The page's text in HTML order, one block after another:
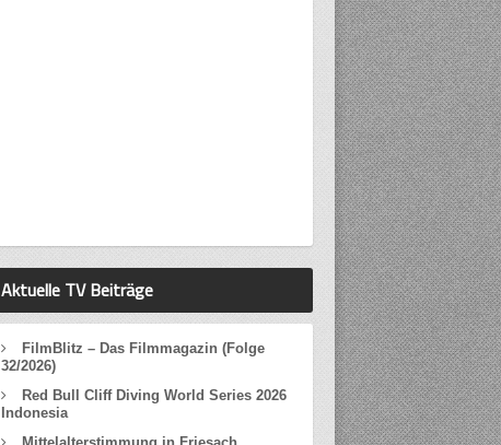
Aktuelle TV Beiträge
FilmBlitz – Das Filmmagazin (Folge
32/2026)
Red Bull Cliff Diving World Series 2026
Indonesia